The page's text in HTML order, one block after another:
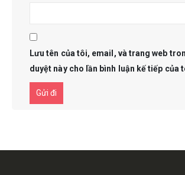
Lưu tên của tôi, email, và trang web
duyệt này cho lần bình luận kế tiếp của
Get in touch